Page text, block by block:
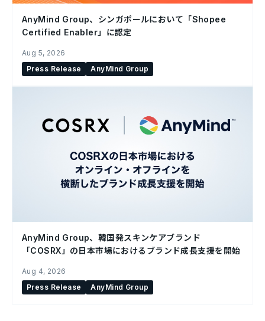
AnyMind Group、シンガポールにおいて「Shopee
Certified Enabler」に認定
Aug 5, 2026
Press Release
AnyMind Group
AnyMind Group、韓国発スキンケアブランド
「COSRX」の日本市場におけるブランド成長支援を開始
Aug 4, 2026
Press Release
AnyMind Group